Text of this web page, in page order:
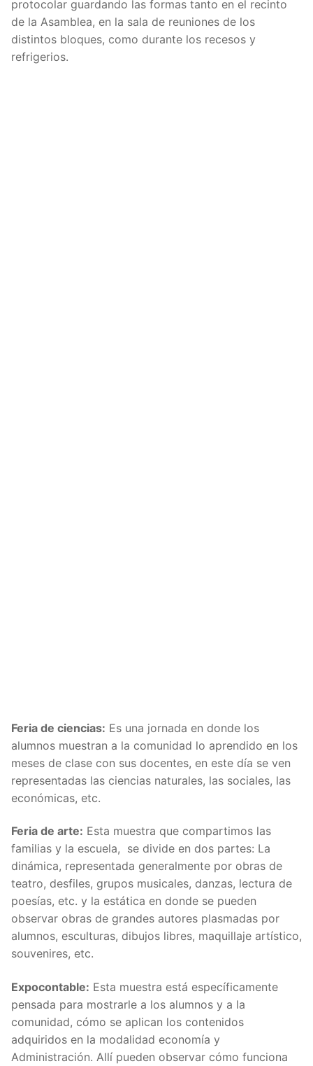
protocolar guardando las formas tanto en el recinto
de la Asamblea, en la sala de reuniones de los
distintos bloques, como durante los recesos y
refrigerios.
Feria de ciencias: Es una jornada en donde los
alumnos muestran a la comunidad lo aprendido en los
meses de clase con sus docentes, en este día se ven
representadas las ciencias naturales, las sociales, las
económicas, etc.
Feria de arte: Esta muestra que compartimos las
familias y la escuela, se divide en dos partes: La
dinámica, representada generalmente por obras de
teatro, desfiles, grupos musicales, danzas, lectura de
poesías, etc. y la estática en donde se pueden
observar obras de grandes autores plasmadas por
alumnos, esculturas, dibujos libres, maquillaje artístico,
souvenires, etc.
Expocontable: Esta muestra está específicamente
pensada para mostrarle a los alumnos y a la
comunidad, cómo se aplican los contenidos
adquiridos en la modalidad economía y
Administración. Allí pueden observar cómo funciona